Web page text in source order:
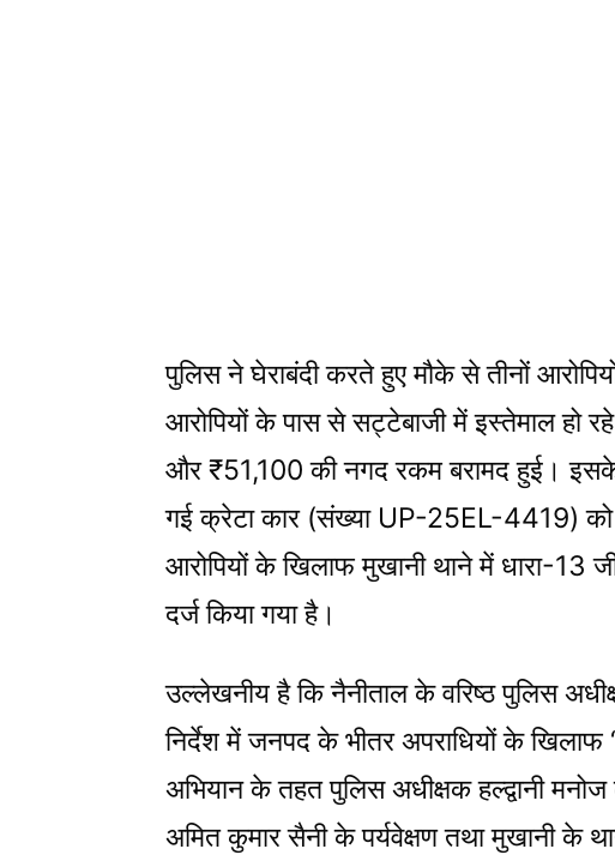
पुलिस ने घेराबंदी करते हुए मौके से तीनों
आरोपियों के पास से सट्टेबाजी में इस्तेमाल हो
और ₹51,100 की नगद रकम बरामद हुई।
गई क्रेटा कार (संख्या UP-25EL-4419)
आरोपियों के खिलाफ मुखानी थाने में धारा-
दर्ज किया गया है।
उल्लेखनीय है कि नैनीताल के वरिष्ठ पुलिस
निर्देश में जनपद के भीतर अपराधियों के खिलाफ
अभियान के तहत पुलिस अधीक्षक हल्द्वानी मनोज
अमित कुमार सैनी के पर्यवेक्षण तथा मुखानी के